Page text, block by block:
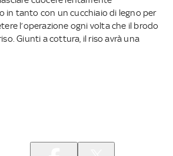
in tanto con un cucchiaio di legno per
l’operazione ogni volta che il brodo
Giunti a cottura, il riso avrà una